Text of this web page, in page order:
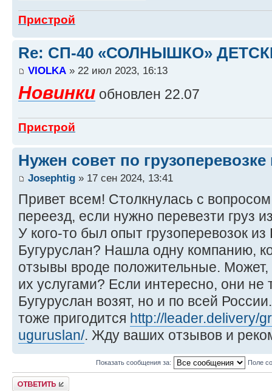
Пристрой
Re: СП-40 «СОЛНЫШКО»
VIOLKA » 22 июл 2023, 16:13
Новинки обновлен 22.07
Пристрой
Нужен совет по
Josephtig » 17 сен 2024, 13:41
Привет всем! Столкнулась с
переезд, если нужно перевезти груз
У кого-то был опыт грузоперевозок
Бугуруслан? Нашла одну компанию,
отзывы вроде положительные. Может,
их услугами? Если интересно, они не
Бугуруслан возят, но и по всей
тоже пригодится http://leader.delivery/
uguruslan/. Жду ваших отзывов и
Показать сообщения за: Поле
Ответить